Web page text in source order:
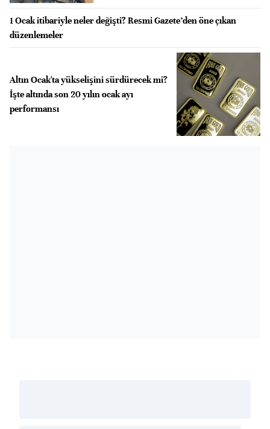
1 Ocak itibariyle neler değişti? Resmi Gazete’den öne çıkan
düzenlemeler
Altın Ocak'ta yükselişini sürdürecek mi?
İşte altında son 20 yılın ocak ayı
performansı